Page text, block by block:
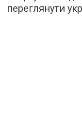
переглянути